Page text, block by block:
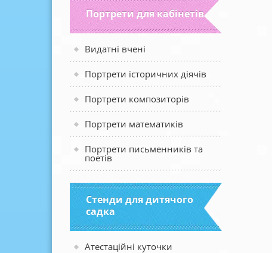
Портрети для кабінетів
Видатні вчені
Портрети історичних діячів
Портрети композиторів
Портрети математиків
Портрети письменників та
поетів
Стенди для дитячого
садка
Атестаційні куточки